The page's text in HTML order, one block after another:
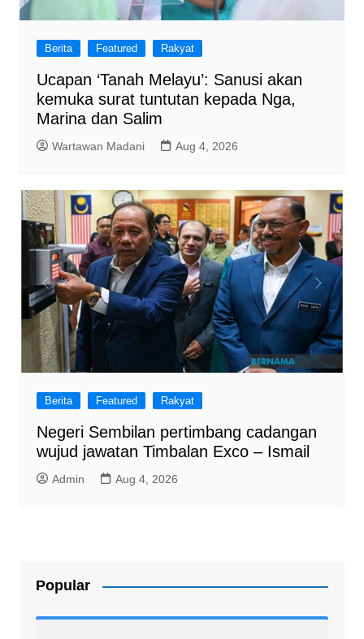
Berita Featured Rakyat
Ucapan ‘Tanah Melayu’: Sanusi akan
kemuka surat tuntutan kepada Nga,
Marina dan Salim
Wartawan Madani Aug 4, 2026
Berita Featured Rakyat
Negeri Sembilan pertimbang cadangan
wujud jawatan Timbalan Exco – Ismail
Admin Aug 4, 2026
Popular